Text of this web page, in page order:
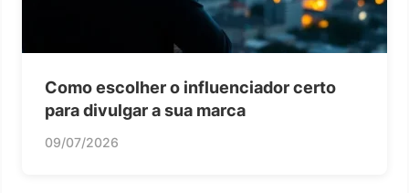
Como escolher o influenciador certo
para divulgar a sua marca
09/07/2026